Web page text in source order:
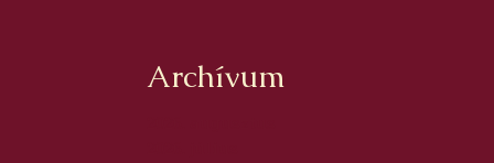
Archívum